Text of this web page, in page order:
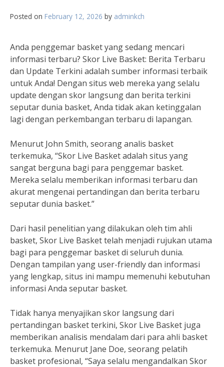
Posted on February 12, 2026 by adminkch
Anda penggemar basket yang sedang mencari
informasi terbaru? Skor Live Basket: Berita Terbaru
dan Update Terkini adalah sumber informasi terbaik
untuk Anda! Dengan situs web mereka yang selalu
update dengan skor langsung dan berita terkini
seputar dunia basket, Anda tidak akan ketinggalan
lagi dengan perkembangan terbaru di lapangan.
Menurut John Smith, seorang analis basket
terkemuka, “Skor Live Basket adalah situs yang
sangat berguna bagi para penggemar basket.
Mereka selalu memberikan informasi terbaru dan
akurat mengenai pertandingan dan berita terbaru
seputar dunia basket.”
Dari hasil penelitian yang dilakukan oleh tim ahli
basket, Skor Live Basket telah menjadi rujukan utama
bagi para penggemar basket di seluruh dunia.
Dengan tampilan yang user-friendly dan informasi
yang lengkap, situs ini mampu memenuhi kebutuhan
informasi Anda seputar basket.
Tidak hanya menyajikan skor langsung dari
pertandingan basket terkini, Skor Live Basket juga
memberikan analisis mendalam dari para ahli basket
terkemuka. Menurut Jane Doe, seorang pelatih
basket profesional, “Saya selalu mengandalkan Skor